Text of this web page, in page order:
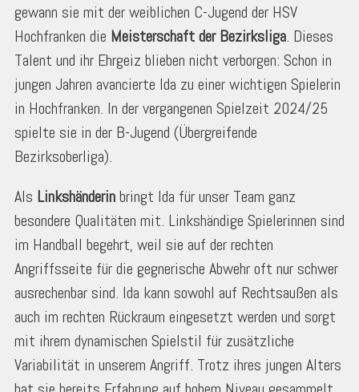
gewann sie mit der weiblichen C-Jugend der HSV
Hochfranken die Meisterschaft der Bezirksliga. Dieses
Talent und ihr Ehrgeiz blieben nicht verborgen: Schon in
jungen Jahren avancierte Ida zu einer wichtigen Spielerin
in Hochfranken. In der vergangenen Spielzeit 2024/25
spielte sie in der B-Jugend (Übergreifende
Bezirksoberliga).
Als Linkshänderinbringt Ida für unser Team ganz
besondere Qualitäten mit. Linkshändige Spielerinnen sind
im Handball begehrt, weil sie auf der rechten
Angriffsseite für die gegnerische Abwehr oft nur schwer
ausrechenbar sind. Ida kann sowohl auf Rechtsaußen als
auch im rechten Rückraum eingesetzt werden und sorgt
mit ihrem dynamischen Spielstil für zusätzliche
Variabilität in unserem Angriff. Trotz ihres jungen Alters